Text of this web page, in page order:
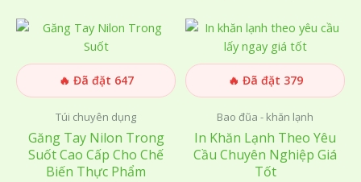
🔥 Đã đặt 647
Túi chuyên dụng
Găng Tay Nilon Trong
Suốt Cao Cấp Cho Chế
Biến Thực Phẩm
🔥 Đã đặt 379
Bao đũa - khăn lạnh
In Khăn Lạnh Theo Yêu
Cầu Chuyên Nghiệp Giá
Tốt